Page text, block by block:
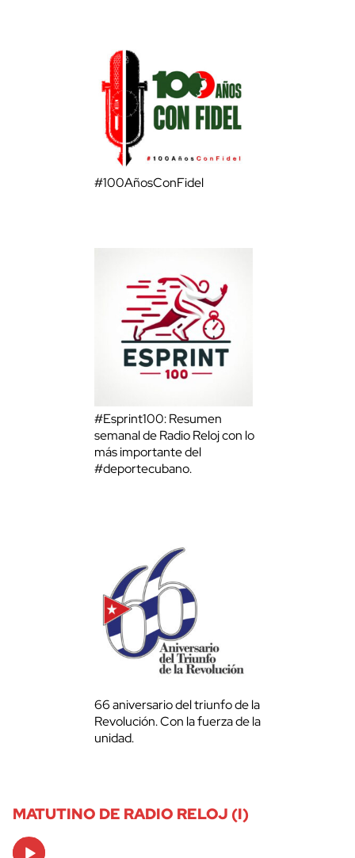
#100AñosConFidel
#Esprint100: Resumen
semanal de Radio Reloj con lo
más importante del
#deportecubano.
66 aniversario del triunfo de la
Revolución. Con la fuerza de la
unidad.
MATUTINO DE RADIO RELOJ (I)
Audio